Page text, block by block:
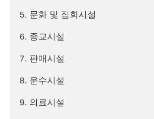
5. 문화 및 집회시설
6. 종교시설
7. 판매시설
8. 운수시설
9. 의료시설